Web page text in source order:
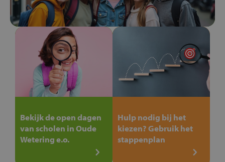
Bekijk de open dagen
van scholen in Oude
Wetering e.o.
Hulp nodig bij het
kiezen? Gebruik het
stappenplan